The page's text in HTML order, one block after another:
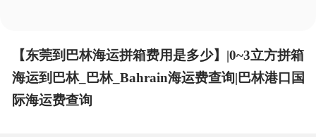
【东莞到巴林海运拼箱费用是多少】|0~3立方拼箱
海运到巴林_巴林_Bahrain海运费查询|巴林港口国
际海运费查询